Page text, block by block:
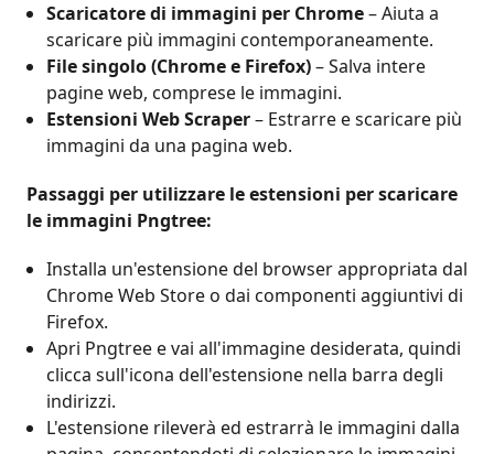
Scaricatore di immagini per Chrome– Aiuta a
scaricare più immagini contemporaneamente.
File singolo (Chrome e Firefox)– Salva intere
pagine web, comprese le immagini.
Estensioni Web Scraper– Estrarre e scaricare più
immagini da una pagina web.
Passaggi per utilizzare le estensioni per scaricare
le immagini Pngtree:
Installa un'estensione del browser appropriata dal
Chrome Web Store o dai componenti aggiuntivi di
Firefox.
Apri Pngtree e vai all'immagine desiderata, quindi
clicca sull'icona dell'estensione nella barra degli
indirizzi.
L'estensione rileverà ed estrarrà le immagini dalla